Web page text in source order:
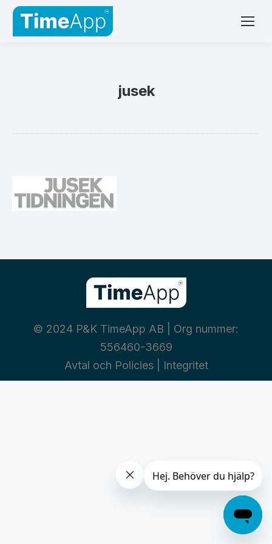
jusek
© 2024 P&K TimeApp AB | Org nummer:
556460-3669
Avtal och Policies| Integritet